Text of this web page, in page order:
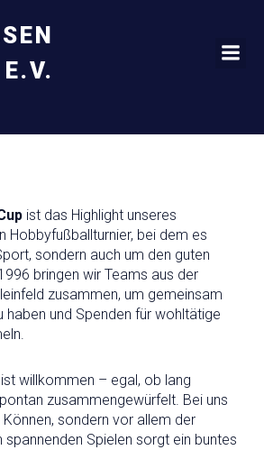
ist das Highlight unseres
Hobbyfußballturnier, bei dem es
sondern auch um den guten
bringen wir Teams aus der
zusammen, um gemeinsam
haben und Spenden für wohltätige
willkommen – egal, ob lang
zusammengewürfelt. Bei uns
sondern vor allem der
Spielen sorgt ein buntes